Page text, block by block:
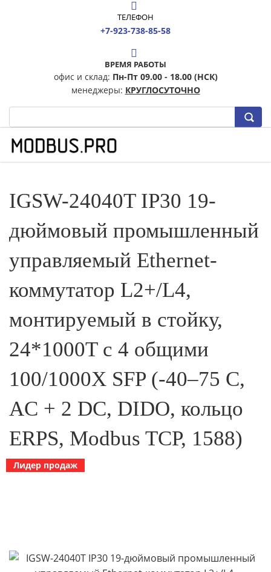
ТЕЛЕФОН
+7-923-738-85-58
ВРЕМЯ РАБОТЫ
офис и склад: Пн-Пт 09.00 - 18.00 (НСК)
менеджеры: КРУГЛОСУТОЧНО
IGSW-24040T IP30 19-
дюймовый промышленный
управляемый Ethernet-
коммутатор L2+/L4,
монтируемый в стойку,
24*1000T с 4 общими
100/1000X SFP (-40–75 C,
AC + 2 DC, DIDO, кольцо
ERPS, Modbus TCP, 1588)
Лидер продаж